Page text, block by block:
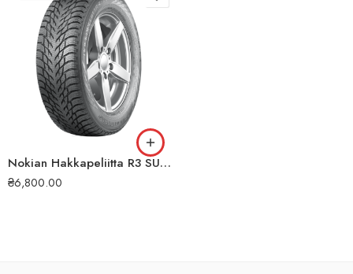
Nokian Hakkapeliitta R3 SUV 295/40 R20 110T зимова шина
₴6,800.00